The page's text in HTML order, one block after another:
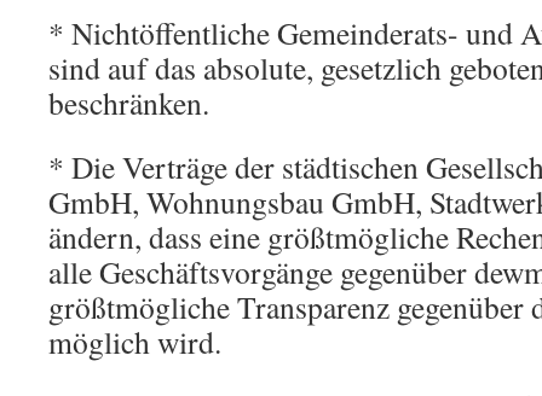
* Nichtöffentliche Gemeinderats- und
sind auf das absolute, gesetzlich
beschränken.
* Die Verträge der städtischen
GmbH, Wohnungsbau GmbH,
ändern, dass eine größtmögliche
alle Geschäftsvorgänge gegenüber
größtmögliche Transparenz gegenüber
möglich wird.